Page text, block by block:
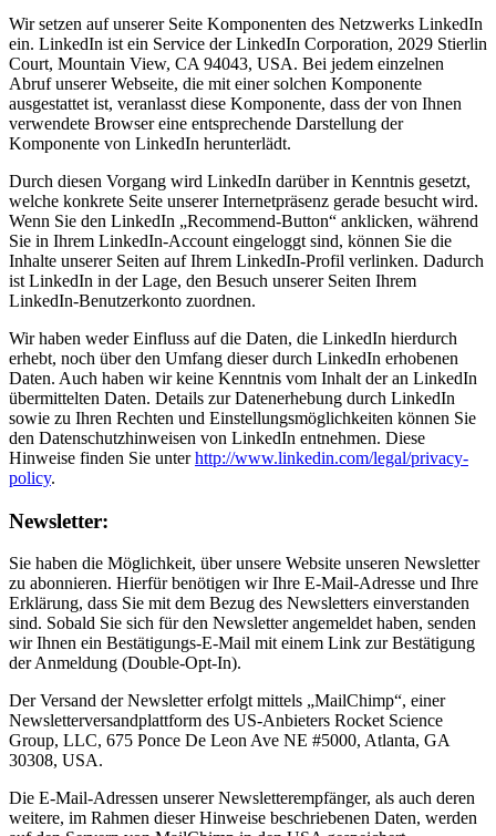
Wir setzen auf unserer Seite Komponenten des Netzwerks LinkedIn
ein. LinkedIn ist ein Service der LinkedIn Corporation, 2029 Stierlin
Court, Mountain View, CA 94043, USA. Bei jedem einzelnen
Abruf unserer Webseite, die mit einer solchen Komponente
ausgestattet ist, veranlasst diese Komponente, dass der von Ihnen
verwendete Browser eine entsprechende Darstellung der
Komponente von LinkedIn herunterlädt.
Durch diesen Vorgang wird LinkedIn darüber in Kenntnis gesetzt,
welche konkrete Seite unserer Internetpräsenz gerade besucht wird.
Wenn Sie den LinkedIn „Recommend-Button“ anklicken, während
Sie in Ihrem LinkedIn-Account eingeloggt sind, können Sie die
Inhalte unserer Seiten auf Ihrem LinkedIn-Profil verlinken. Dadurch
ist LinkedIn in der Lage, den Besuch unserer Seiten Ihrem
LinkedIn-Benutzerkonto zuordnen.
Wir haben weder Einfluss auf die Daten, die LinkedIn hierdurch
erhebt, noch über den Umfang dieser durch LinkedIn erhobenen
Daten. Auch haben wir keine Kenntnis vom Inhalt der an LinkedIn
übermittelten Daten. Details zur Datenerhebung durch LinkedIn
sowie zu Ihren Rechten und Einstellungsmöglichkeiten können Sie
den Datenschutzhinweisen von LinkedIn entnehmen. Diese
Hinweise finden Sie unterhttp://www.linkedin.com/legal/privacy-
policy.
Newsletter:
Sie haben die Möglichkeit, über unsere Website unseren Newsletter
zu abonnieren. Hierfür benötigen wir Ihre E-Mail-Adresse und Ihre
Erklärung, dass Sie mit dem Bezug des Newsletters einverstanden
sind. Sobald Sie sich für den Newsletter angemeldet haben, senden
wir Ihnen ein Bestätigungs-E-Mail mit einem Link zur Bestätigung
der Anmeldung (Double-Opt-In).
Der Versand der Newsletter erfolgt mittels „MailChimp“, einer
Newsletterversandplattform des US-Anbieters Rocket Science
Group, LLC, 675 Ponce De Leon Ave NE #5000, Atlanta, GA
30308, USA.
Die E-Mail-Adressen unserer Newsletterempfänger, als auch deren
weitere, im Rahmen dieser Hinweise beschriebenen Daten, werden